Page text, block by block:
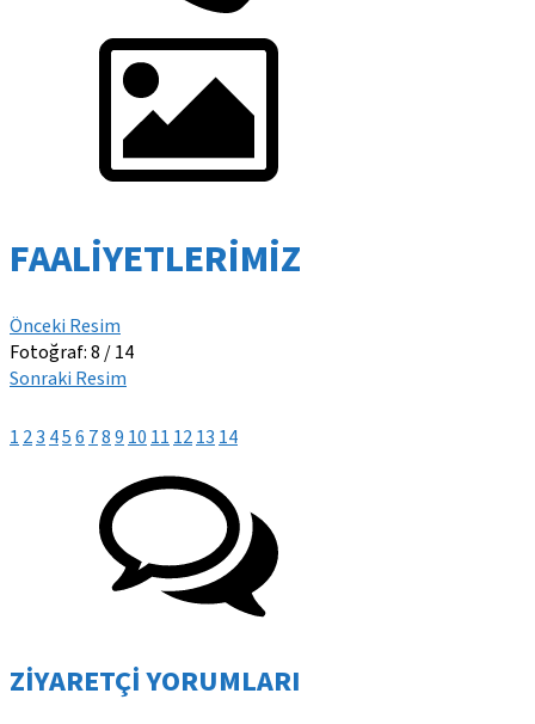
FAALİYETLERİMİZ
Önceki Resim
Fotoğraf: 8 / 14
Sonraki Resim
1 23 456 789 10 11 1213 14
ZİYARETÇİ YORUMLARI